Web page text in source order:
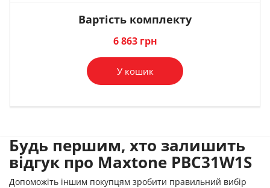
Вартість комплекту
6 863 грн
У кошик
Будь першим, хто залишить
відгук про Maxtone PBC31W1S
Допоможіть іншим покупцям зробити правильний вибір